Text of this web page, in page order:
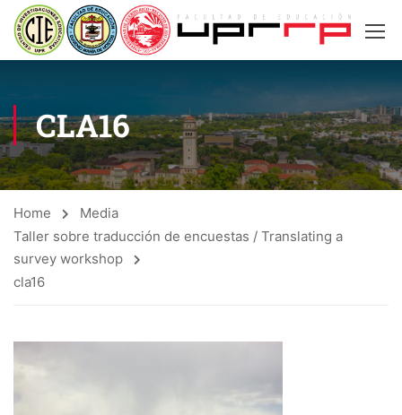
CLA16
Home
Media
Taller sobre traducción de encuestas / Translating a
survey workshop
cla16